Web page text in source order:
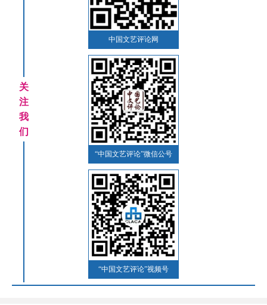
关
注
我
们
中国文艺评论网
“中国文艺评论”微信公号
“中国文艺评论”视频号